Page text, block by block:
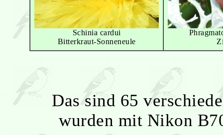
Schinia cardui
Bitterkraut-Sonneneule
Das sind 65
wurden mit Nikon